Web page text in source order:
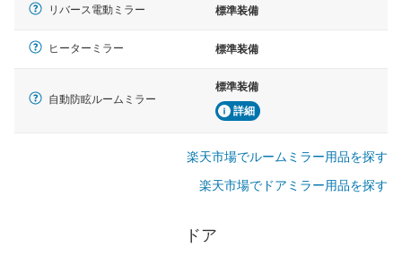
リバース電動ミラー 標準装備
ヒーターミラー 標準装備
自動防眩ルームミラー
標準装備
詳細
楽天市場でルームミラー用品を探す
楽天市場でドアミラー用品を探す
ドア